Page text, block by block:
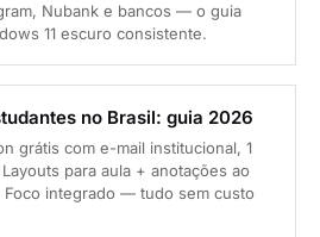
Nubank e bancos — o guia
11 escuro consistente.
no Brasil: guia 2026
grátis com e-mail institucional, 1
para aula + anotações ao
Foco integrado — tudo sem custo